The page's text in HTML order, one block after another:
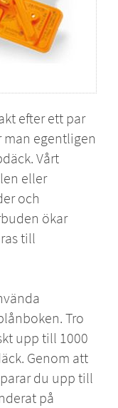
efter ett par
man egentligen
Vårt
eller
och
ökar
till
Tro
upp till 1000
Genom att
du upp till
på